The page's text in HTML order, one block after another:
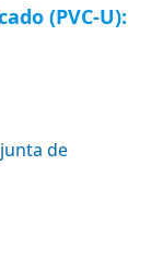
(PVC-U):
de